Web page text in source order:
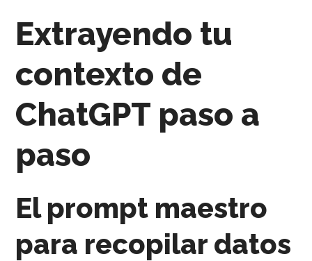
Extrayendo tu
contexto de
ChatGPT paso a
paso
El prompt maestro
para recopilar datos